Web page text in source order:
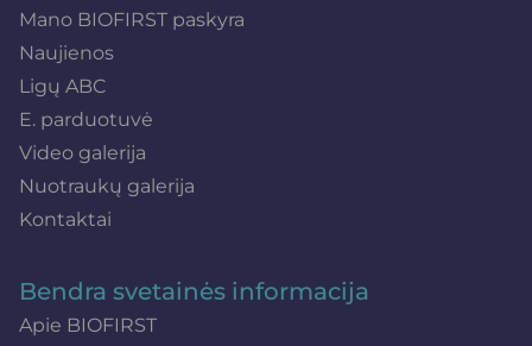
Mano BIOFIRST paskyra
Naujienos
Ligų ABC
E. parduotuvė
Video galerija
Nuotraukų galerija
Kontaktai
Bendra svetainės informacija
Apie BIOFIRST